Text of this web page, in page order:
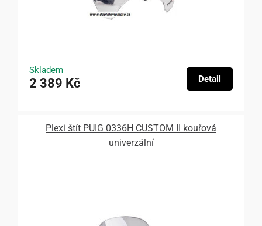
Skladem
2 389 Kč Detail
Plexi štít PUIG 0336H CUSTOM II kouřová
univerzální